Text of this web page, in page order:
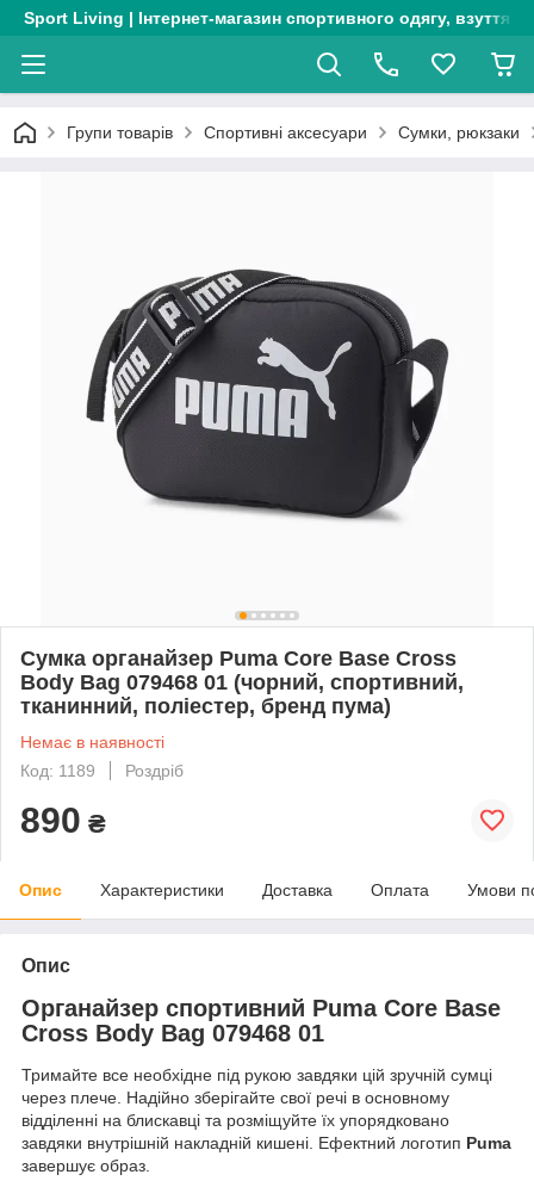
Sport Living | Інтернет-магазин спортивного одягу, взуття
Групи товарів Спортивні аксесуари Сумки, рюкзаки
Сумка органайзер Puma Core Base Cross
Body Bag 079468 01 (чорний, спортивний,
тканинний, поліестер, бренд пума)
Немає в наявності
Код: 1189
Роздріб
890 ₴
Опис Характеристики Доставка Оплата Умови
Опис
Органайзер спортивний Puma Core Base
Cross Body Bag 079468 01
Тримайте все необхідне під рукою завдяки цій зручній сумці
через плече. Надійно зберігайте свої речі в основному
відділенні на блискавці та розміщуйте їх упорядковано
завдяки внутрішній накладній кишені. Ефектний логотип Puma
завершує образ.